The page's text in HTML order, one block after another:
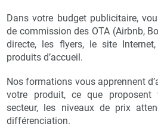
Dans votre budget publicitaire,
de commission des OTA (Airbnb,
directe, les flyers, le site
produits d’accueil.
Nos formations vous apprennent
votre produit, ce que proposent
secteur, les niveaux de prix
différenciation.